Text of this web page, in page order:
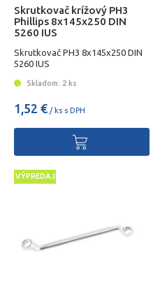
Skrutkovač krížový PH3
Phillips 8x145x250 DIN
5260 IUS
Skrutkovač PH3 8x145x250 DIN
5260 IUS
Skladom: 2 ks
1,52 € / ks s DPH
VÝPREDAJ